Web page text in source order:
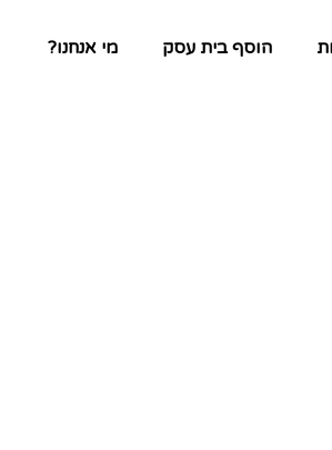
הוסף בית עסק מי אנחנו?